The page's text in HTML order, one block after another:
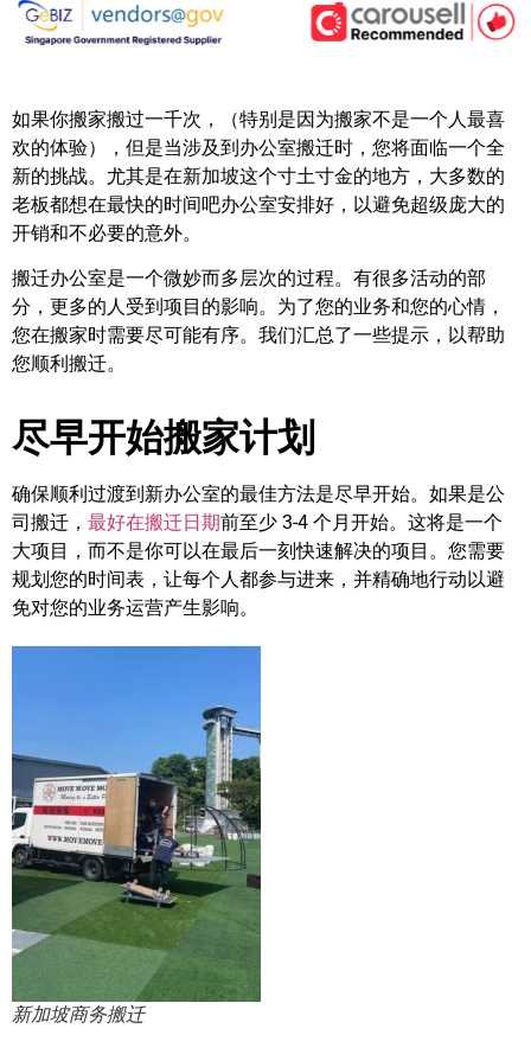
如果你搬家搬过一千次，（特别是因为搬家不是一个人最喜
欢的体验），但是当涉及到办公室搬迁时，您将面临一个全
新的挑战。尤其是在新加坡这个寸土寸金的地方，大多数的
老板都想在最快的时间吧办公室安排好，以避免超级庞大的
开销和不必要的意外。
搬迁办公室是一个微妙而多层次的过程。有很多活动的部
分，更多的人受到项目的影响。为了您的业务和您的心情，
您在搬家时需要尽可能有序。我们汇总了一些提示，以帮助
您顺利搬迁。
尽早开始搬家计划
确保顺利过渡到新办公室的最佳方法是尽早开始。如果是公
司搬迁， 最好在搬迁日期前至少 3-4 个月开始。这将是一个
大项目，而不是你可以在最后一刻快速解决的项目。您需要
规划您的时间表，让每个人都参与进来，并精确地行动以避
免对您的业务运营产生影响。
新加坡商务搬迁